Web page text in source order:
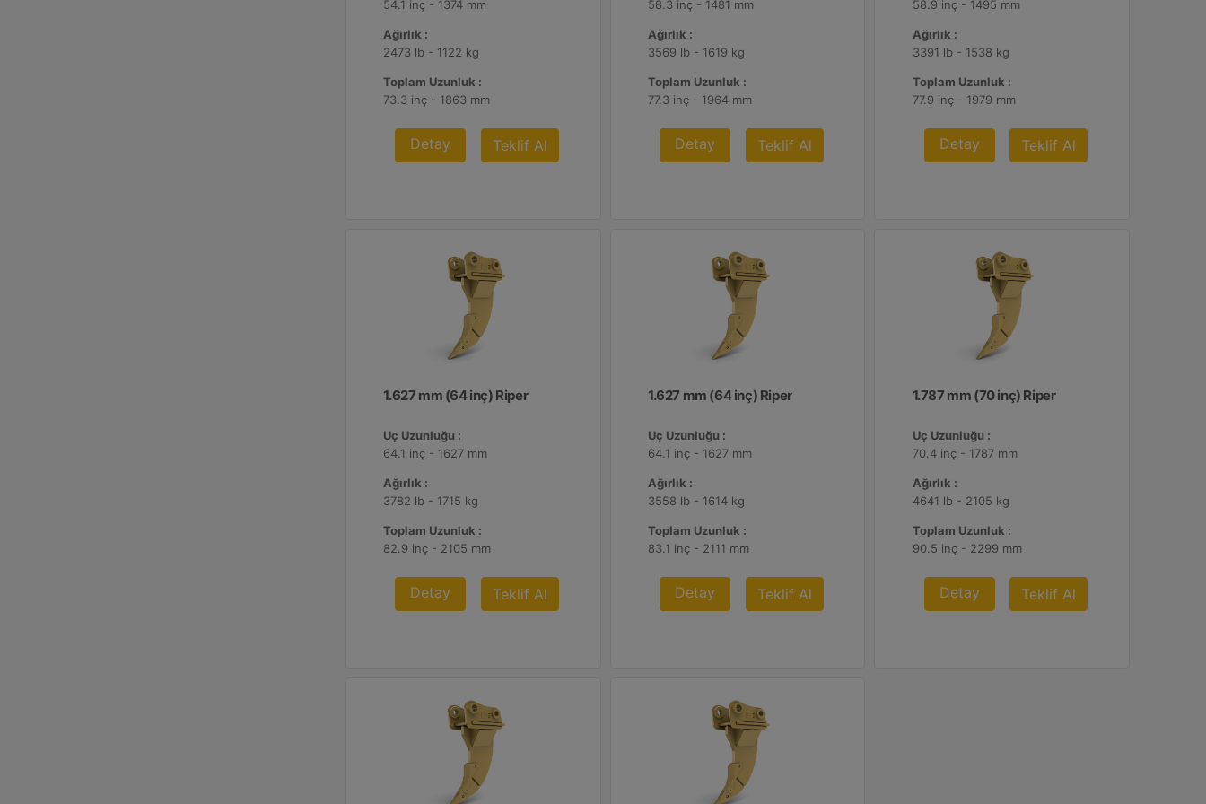
54.1 inç - 1374 mm
Ağırlık :
2473 lb - 1122 kg
Toplam Uzunluk :
73.3 inç - 1863 mm
Detay Teklif Al
58.3 inç - 1481 mm
Ağırlık :
3569 lb - 1619 kg
Toplam Uzunluk :
77.3 inç - 1964 mm
Detay Teklif Al
58.9 inç - 1495 mm
Ağırlık :
3391 lb - 1538 kg
Toplam Uzunluk :
77.9 inç - 1979 mm
Detay Teklif Al
1.627 mm (64 inç) Riper
Uç Uzunluğu :
64.1 inç - 1627 mm
Ağırlık :
3782 lb - 1715 kg
Toplam Uzunluk :
82.9 inç - 2105 mm
Detay Teklif Al
1.627 mm (64 inç) Riper
Uç Uzunluğu :
64.1 inç - 1627 mm
Ağırlık :
3558 lb - 1614 kg
Toplam Uzunluk :
83.1 inç - 2111 mm
Detay Teklif Al
1.787 mm (70 inç) Riper
Uç Uzunluğu :
70.4 inç - 1787 mm
Ağırlık :
4641 lb - 2105 kg
Toplam Uzunluk :
90.5 inç - 2299 mm
Detay Teklif Al